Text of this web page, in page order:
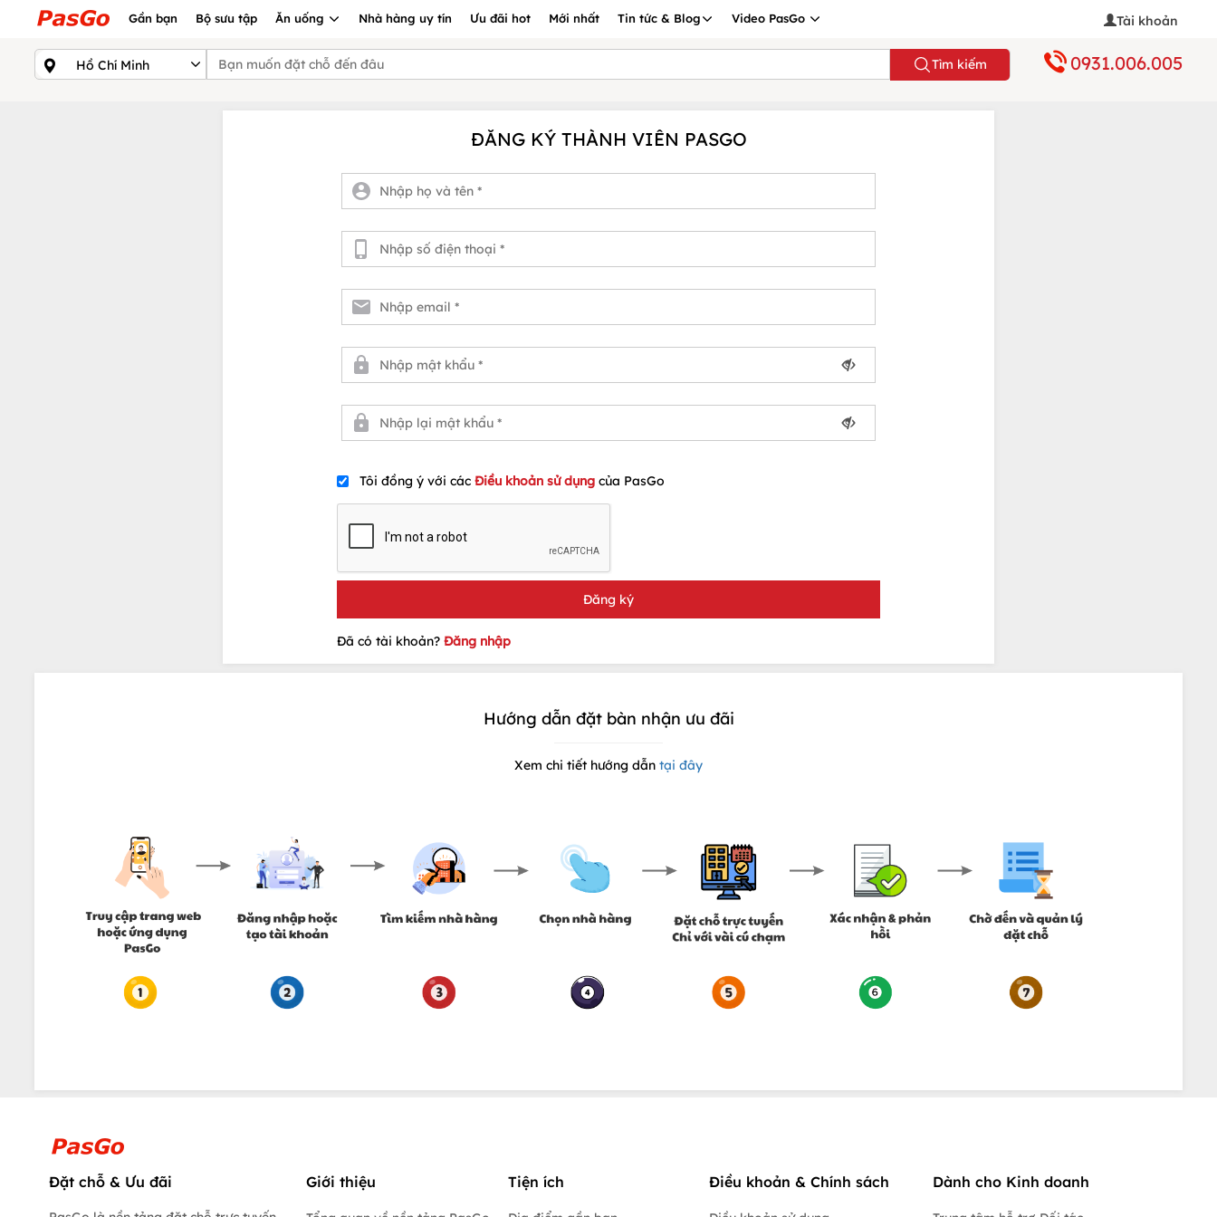
Gần bạn Bộ sưu tập Ăn uống Nhà hàng uy tín Ưu đãi hot Mới nhất Tin tức & Blog Video PasGo Tài khoản
Tìm kiếm 0931.006.005
ĐĂNG KÝ THÀNH VIÊN PASGO
Tôi đồng ý với các Điều khoản sử dụng của PasGo
Đã có tài khoản? Đăng nhập
Hướng dẫn đặt bàn nhận ưu đãi
Xem chi tiết hướng dẫn tại đây
Đặt chỗ & Ưu đãi Giới thiệu Tiện ích Điều khoản & Chính sách Dành cho Kinh doanh